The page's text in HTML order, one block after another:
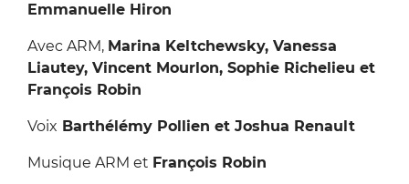
Emmanuelle Hiron
Avec ARM, Marina Keltchewsky, Vanessa
Liautey, Vincent Mourlon, Sophie Richelieu et
François Robin
Voix Barthélémy Pollien et Joshua Renault
Musique ARM et François Robin